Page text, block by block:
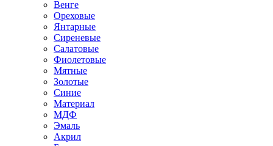
Венге
Ореховые
Янтарные
Сиреневые
Салатовые
Фиолетовые
Мятные
Золотые
Синие
Материал
МДФ
Эмаль
Акрил